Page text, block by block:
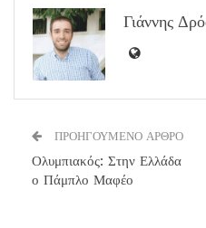
Γιάννης
ΠΡΟΗΓΟΥΜΕΝΟ ΑΡΘΡΟ
Ολυμπιακός: Στην Ελλάδα
ο Πάμπλο Μαφέο